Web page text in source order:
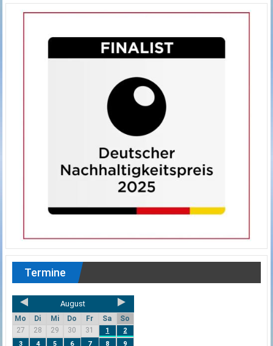
Termine
August
Mo Di Mi Do Fr Sa
So
27
28 29 30 31 1
2
3
4 5 6 7 8
9